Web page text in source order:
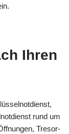
Ihren
rund um
Tresor-